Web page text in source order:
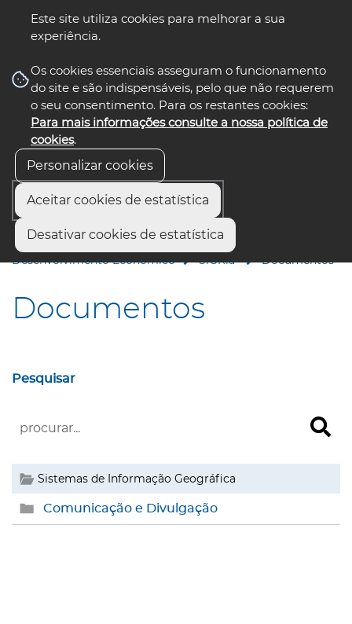
Este site utiliza cookies para melhorar a sua
experiência.
Os cookies essenciais asseguram o funcionamento
do site e são indispensáveis, pelo que não requerem
o seu consentimento. Para os restantes cookies:
Para mais informações consulte a nossa política de
cookies.
Personalizar cookies
Aceitar cookies de estatística
Desativar cookies de estatística
nos select language
Início
Desenvolvimento Regional e Economia
Desenvolvimento Económico
SIGRia Documentos
Documentos
Pesquisar
Sistemas de Informação Geográfica
Comunicação e Divulgação